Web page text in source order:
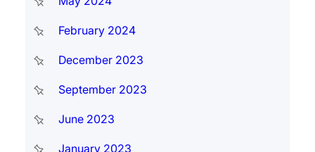
February 2024
December 2023
September 2023
June 2023
January 2023